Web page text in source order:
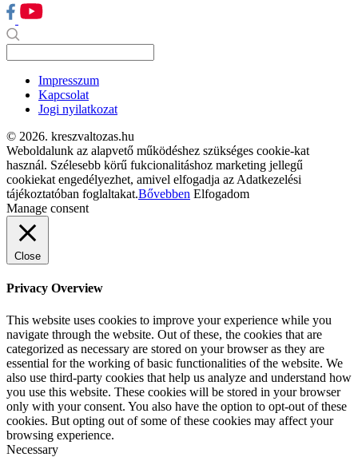
Impresszum
Kapcsolat
Jogi nyilatkozat
© 2026. kreszvaltozas.hu
Weboldalunk az alapvető működéshez szükséges cookie-kat
használ. Szélesebb körű fukcionalitáshoz marketing jellegű
cookiekat engedélyezhet, amivel elfogadja az Adatkezelési
tájékoztatóban foglaltakat.Bővebben Elfogadom
Manage consent
Close
Privacy Overview
This website uses cookies to improve your experience while you
navigate through the website. Out of these, the cookies that are
categorized as necessary are stored on your browser as they are
essential for the working of basic functionalities of the website. We
also use third-party cookies that help us analyze and understand how
you use this website. These cookies will be stored in your browser
only with your consent. You also have the option to opt-out of these
cookies. But opting out of some of these cookies may affect your
browsing experience.
Necessary